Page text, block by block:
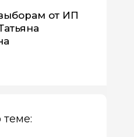
от ИП
теме: